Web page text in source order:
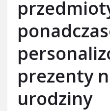
prezenty
urodziny